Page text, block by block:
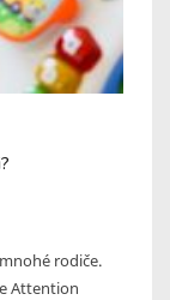
rodiče.
Attention